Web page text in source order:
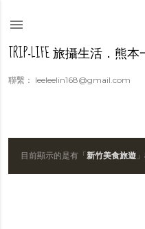
TRIP-LIFE 旅攝生活．熊
聯繫： leeleelin168@gmail.com
發目前顯示的是有「新竹美食旅遊